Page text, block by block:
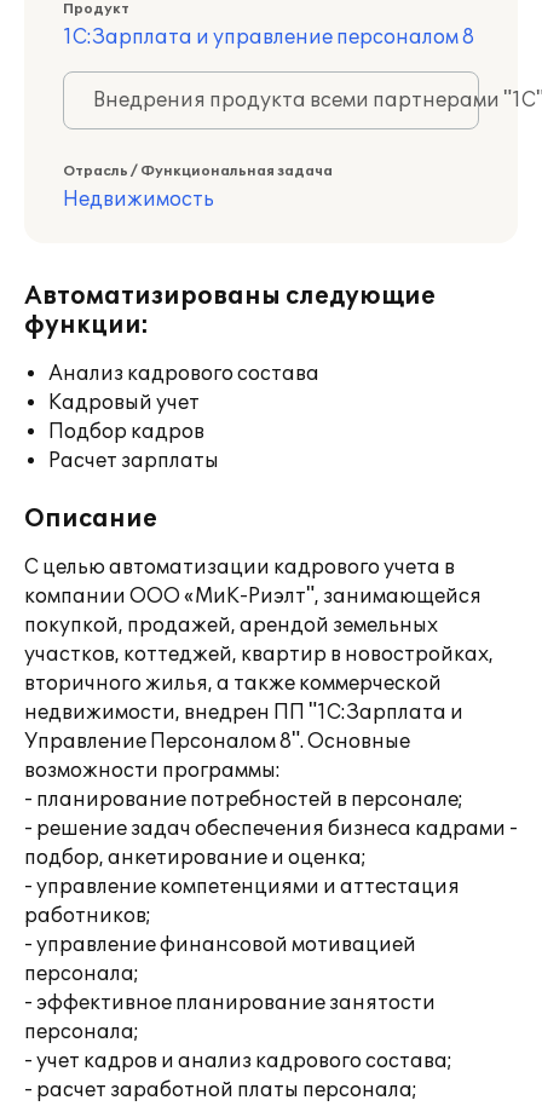
Продукт
1С:Зарплата и управление персоналом 8
Внедрения продукта всеми партнерами
Отрасль / Функциональная задача
Недвижимость
Автоматизированы следующие
функции:
Анализ кадрового состава
Кадровый учет
Подбор кадров
Расчет зарплаты
Описание
С целью автоматизации кадрового учета в
компании ООО «МиК-Риэлт", занимающейся
покупкой, продажей, арендой земельных
участков, коттеджей, квартир в новостройках,
вторичного жилья, а также коммерческой
недвижимости, внедрен ПП "1С:Зарплата и
Управление Персоналом 8". Основные
возможности программы:
- планирование потребностей в персонале;
- решение задач обеспечения бизнеса кадрами -
подбор, анкетирование и оценка;
- управление компетенциями и аттестация
работников;
- управление финансовой мотивацией
персонала;
- эффективное планирование занятости
персонала;
- учет кадров и анализ кадрового состава;
- расчет заработной платы персонала;